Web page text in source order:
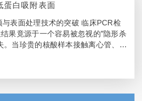
蛋白吸附表面
表面处理技术的突破 临床PCR检
果竟源于一个容易被忽视的”隐形杀
当珍贵的核酸样本接触离心管、移